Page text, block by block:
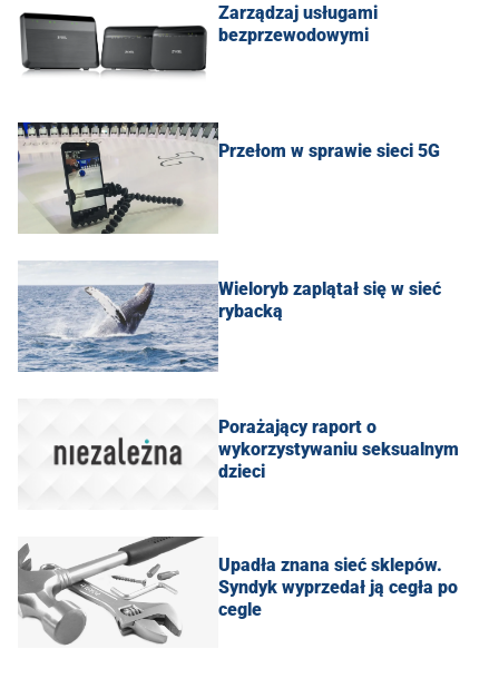
Zarządzaj usługami
bezprzewodowymi
Przełom w sprawie sieci 5G
Wieloryb zaplątał się w sieć
rybacką
Porażający raport o
wykorzystywaniu seksualnym
dzieci
Upadła znana sieć sklepów.
Syndyk wyprzedał ją cegła po
cegle